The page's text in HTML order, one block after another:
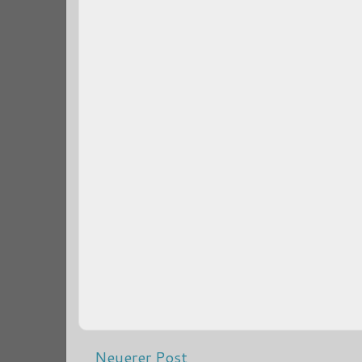
Neuerer Post